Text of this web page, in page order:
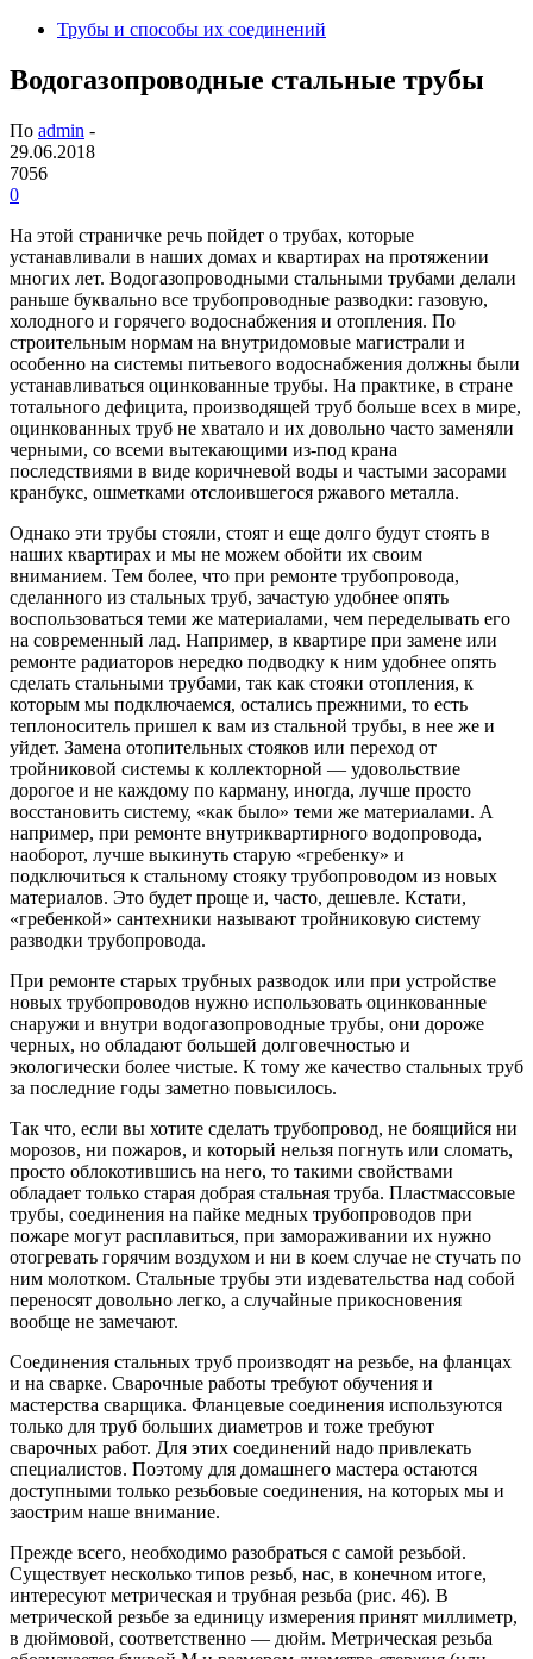
Трубы и способы их соединений
Водогазопроводные стальные трубы
По admin -
29.06.2018
7056
0
На этой страничке речь пойдет о трубах, которые
устанавливали в наших домах и квартирах на протяжении
многих лет. Водогазопроводными стальными трубами делали
раньше буквально все трубопроводные разводки: газовую,
холодного и горячего водоснабжения и отопления. По
строительным нормам на внутридомовые магистрали и
особенно на системы питьевого водоснабжения должны были
устанавливаться оцинкованные трубы. На практике, в стране
тотального дефицита, производящей труб больше всех в мире,
оцинкованных труб не хватало и их довольно часто заменяли
черными, со всеми вытекающими из-под крана
последствиями в виде коричневой воды и частыми засорами
кранбукс, ошметками отслоившегося ржавого металла.
Однако эти трубы стояли, стоят и еще долго будут стоять в
наших квартирах и мы не можем обойти их своим
вниманием. Тем более, что при ремонте трубопровода,
сделанного из стальных труб, зачастую удобнее опять
воспользоваться теми же материалами, чем переделывать его
на современный лад. Например, в квартире при замене или
ремонте радиаторов нередко подводку к ним удобнее опять
сделать стальными трубами, так как стояки отопления, к
которым мы подключаемся, остались прежними, то есть
теплоноситель пришел к вам из стальной трубы, в нее же и
уйдет. Замена отопительных стояков или переход от
тройниковой системы к коллекторной — удовольствие
дорогое и не каждому по карману, иногда, лучше просто
восстановить систему, «как было» теми же материалами. А
например, при ремонте внутриквартирного водопровода,
наоборот, лучше выкинуть старую «гребенку» и
подключиться к стальному стояку трубопроводом из новых
материалов. Это будет проще и, часто, дешевле. Кстати,
«гребенкой» сантехники называют тройниковую систему
разводки трубопровода.
При ремонте старых трубных разводок или при устройстве
новых трубопроводов нужно использовать оцинкованные
снаружи и внутри водогазопроводные трубы, они дороже
черных, но обладают большей долговечностью и
экологически более чистые. К тому же качество стальных труб
за последние годы заметно повысилось.
Так что, если вы хотите сделать трубопровод, не боящийся ни
морозов, ни пожаров, и который нельзя погнуть или сломать,
просто облокотившись на него, то такими свойствами
обладает только старая добрая стальная труба. Пластмассовые
трубы, соединения на пайке медных трубопроводов при
пожаре могут расплавиться, при замораживании их нужно
отогревать горячим воздухом и ни в коем случае не стучать по
ним молотком. Стальные трубы эти издевательства над собой
переносят довольно легко, а случайные прикосновения
вообще не замечают.
Соединения стальных труб производят на резьбе, на фланцах
и на сварке. Сварочные работы требуют обучения и
мастерства сварщика. Фланцевые соединения используются
только для труб больших диаметров и тоже требуют
сварочных работ. Для этих соединений надо привлекать
специалистов. Поэтому для домашнего мастера остаются
доступными только резьбовые соединения, на которых мы и
заострим наше внимание.
Прежде всего, необходимо разобраться с самой резьбой.
Существует несколько типов резьб, нас, в конечном итоге,
интересуют метрическая и трубная резьба (рис. 46). В
метрической резьбе за единицу измерения принят миллиметр,
в дюймовой, соответственно — дюйм. Метрическая резьба